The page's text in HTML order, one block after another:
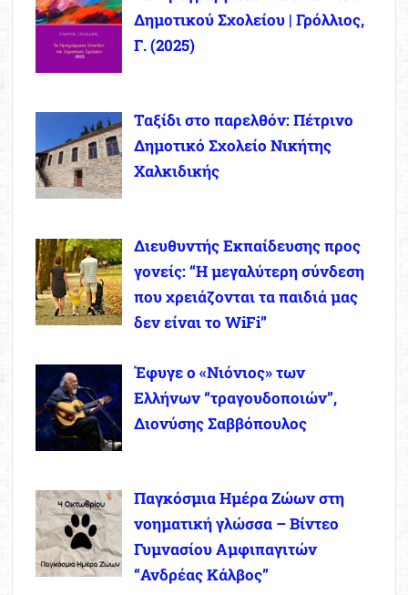
Δημοτικού Σχολείου | Γρόλλιος,
Γ. (2025)
Ταξίδι στο παρελθόν: Πέτρινο
Δημοτικό Σχολείο Νικήτης
Χαλκιδικής
Διευθυντής Εκπαίδευσης προς
γονείς: “Η μεγαλύτερη σύνδεση
που χρειάζονται τα παιδιά μας
δεν είναι το WiFi”
Έφυγε ο «Νιόνιος» των
Ελλήνων “τραγουδοποιών”,
Διονύσης Σαββόπουλος
Παγκόσμια Ημέρα Ζώων στη
νοηματική γλώσσα – Βίντεο
Γυμνασίου Αμφιπαγιτών
“Ανδρέας Κάλβος”